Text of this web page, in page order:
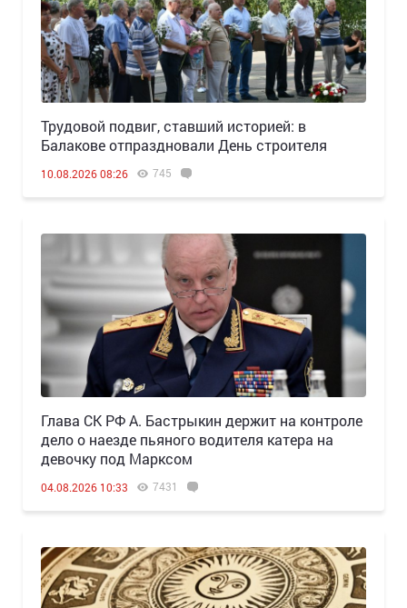
Трудовой подвиг, ставший историей: в
Балакове отпраздновали День строителя
10.08.2026 08:26 745
Глава СК РФ А. Бастрыкин держит на контроле
дело о наезде пьяного водителя катера на
девочку под Марксом
04.08.2026 10:33 7431